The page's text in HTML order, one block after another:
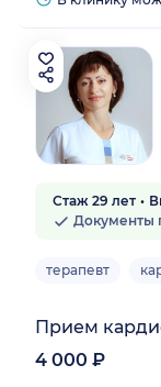
Стаж 29 лет
Документы
терапевт
Прием
4 000 ₽